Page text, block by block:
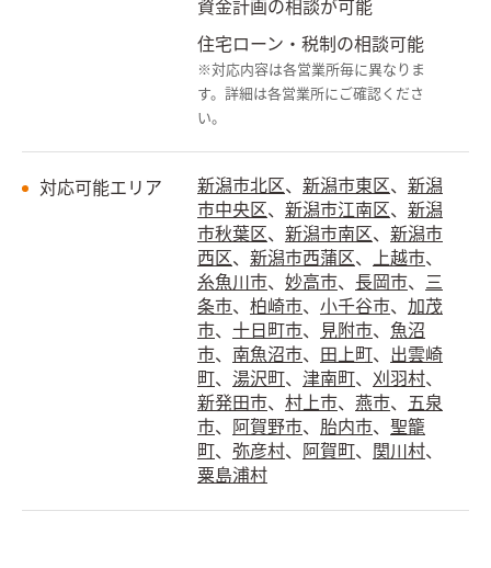
資金計画の相談が可能
住宅ローン・税制の相談可能
※対応内容は各営業所毎に異なりま
す。詳細は各営業所にご確認くださ
い。
対応可能エリア 新潟市北区 、 新潟市東区 、 新潟
市中央区 、 新潟市江南区 、 新潟
市秋葉区 、 新潟市南区 、 新潟市
西区 、 新潟市西蒲区 、 上越市、
糸魚川市、 妙高市、 長岡市、
三
条市、 柏崎市、 小千谷市、 加茂
市、 十日町市、 見附市、 魚沼
市、 南魚沼市、 田上町、 出雲崎
町、 湯沢町、 津南町、 刈羽村、
新発田市、 村上市、 燕市、
五泉
市、 阿賀野市、 胎内市、 聖籠
町、 弥彦村、 阿賀町、 関川村、
粟島浦村